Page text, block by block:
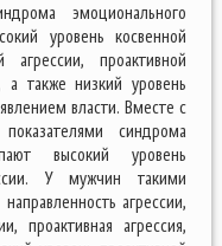
эмоционального
уровень косвенной
агрессии, проактивной
также низкий уровень
власти. Вместе с
синдрома
высокий уровень
У мужчин такими
агрессии,
проактивная агрессия,